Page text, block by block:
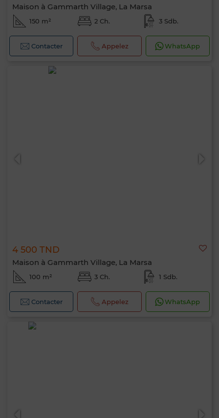
Maison à Gammarth Village, La Marsa
150 m² 2 Ch. 3 Sdb.
Contacter Appelez WhatsApp
4 500 TND
Maison à Gammarth Village, La Marsa
100 m² 3 Ch. 1 Sdb.
Contacter Appelez WhatsApp